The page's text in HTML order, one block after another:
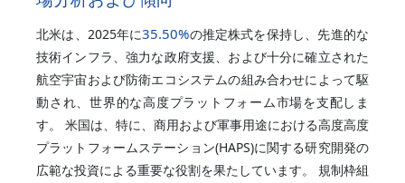
北米は、2025年に35.50%の推定株式を保持し、先進的な
技術インフラ、強力な政府支援、および十分に確立された
航空宇宙および防衛エコシステムの組み合わせによって駆
動され、世界的な高度プラットフォーム市場を支配しま
す。 米国は、特に、商用および軍事用途における高度高度
プラットフォームステーション(HAPS)に関する研究開発の
広範な投資による重要な役割を果たしています。 規制枠組